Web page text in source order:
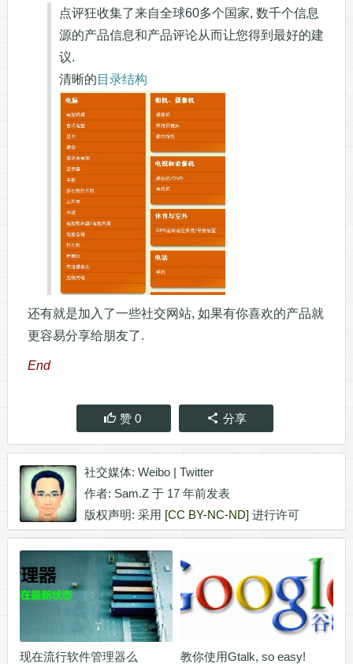
点评狂收集了来自全球60多个国家, 数千个信息
源的产品信息和产品评论从而让您得到最好的建
议.
清晰的 目录结构
还有就是加入了一些社交网站, 如果有你喜欢的产品就
更容易分享给朋友了.
End
赞 0 分享
社交媒体: Weibo| Twitter
作者: Sam.Z于 17 年前发表
版权声明: 采用 [CC BY-NC-ND] 进行许可
现在流行软件管理器么 教你使用Gtalk, so easy!